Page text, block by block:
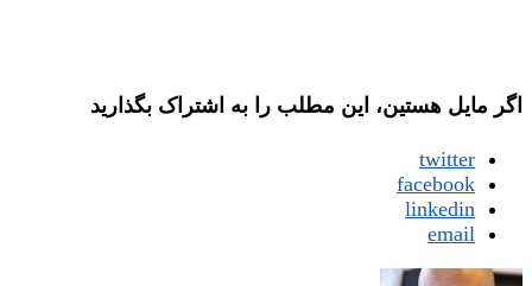
اگر مایل هستین، این مطلب را به اشتراک بگذارید
twitter
facebook
linkedin
email